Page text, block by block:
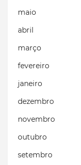
maio
abril
março
fevereiro
janeiro
dezembro
novembro
outubro
setembro